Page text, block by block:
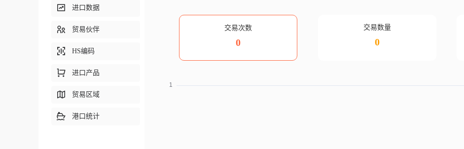
交易次数
0
交易数量
0
进口数据
贸易伙伴
HS编码
进口产品
贸易区域
港口统计